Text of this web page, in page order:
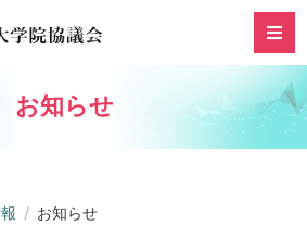
お知らせ
お知らせ